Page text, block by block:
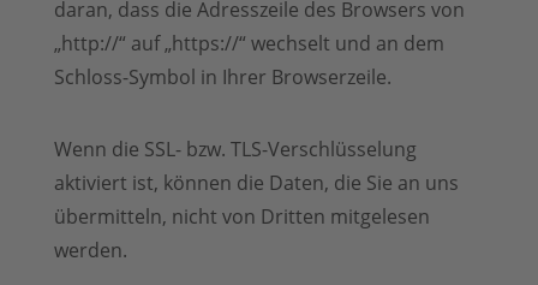
daran, dass die Adresszeile des Browsers von
„http://“ auf „https://“ wechselt und an dem
Schloss-Symbol in Ihrer Browserzeile.
Wenn die SSL- bzw. TLS-Verschlüsselung
aktiviert ist, können die Daten, die Sie an uns
übermitteln, nicht von Dritten mitgelesen
werden.